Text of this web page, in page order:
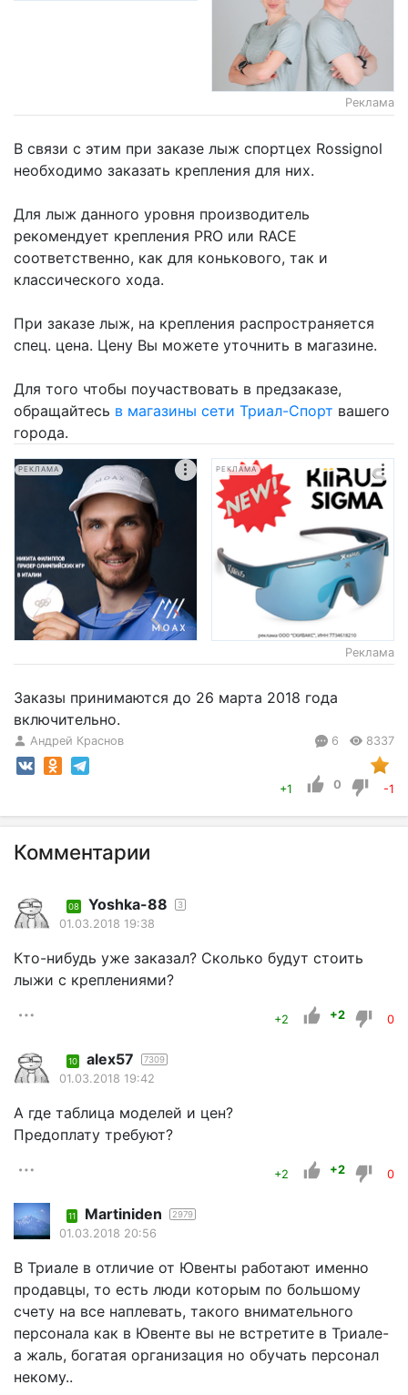
Реклама
В связи с этим при заказе лыж спортцех Rossignol
необходимо заказать крепления для них.
Для лыж данного уровня производитель
рекомендует крепления PRO или RACE
соответственно, как для конькового, так и
классического хода.
При заказе лыж, на крепления распространяется
спец. цена. Цену Вы можете уточнить в магазине.
Для того чтобы поучаствовать в предзаказе,
обращайтесь в магазины сети Триал-Спорт вашего
города.
РЕКЛАМА РЕКЛАМА
Реклама
Заказы принимаются до 26 марта 2018 года
включительно.
Андрей Краснов 6 8337
+1 0 -1
Комментарии
08 Yoshka-88 3
01.03.2018 19:38
Кто-нибудь уже заказал? Сколько будут стоить
лыжи с креплениями?
+2 +2 0
10 alex57 7309
01.03.2018 19:42
А где таблица моделей и цен?
Предоплату требуют?
+2 +2 0
11 Martiniden 2979
01.03.2018 20:56
В Триале в отличие от Ювенты работают именно
продавцы, то есть люди которым по большому
счету на все наплевать, такого внимательного
персонала как в Ювенте вы не встретите в Триале-
а жаль, богатая организация но обучать персонал
некому..